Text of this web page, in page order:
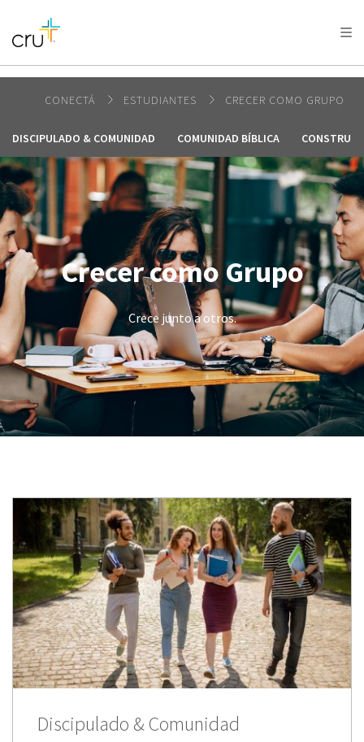
AFRICA
AMERICA / CARIBBEAN
OCEANIA
CONECTÁ ESTUDIANTES CRECER COMO GRUPO
DISCIPULADO & COMUNIDAD COMUNIDAD BÍBLICA CONSTRUIR
Crecer como Grupo
Crece junto a otros.
Discipulado & Comunidad